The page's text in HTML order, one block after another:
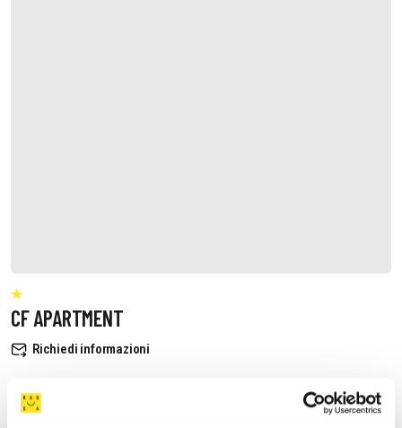
CF APARTMENT
Richiedi informazioni